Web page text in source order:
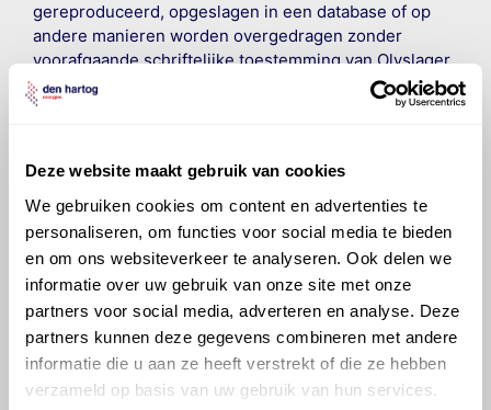
Deze website maakt gebruik van cookies
We gebruiken cookies om content en advertenties te
personaliseren, om functies voor social media te bieden
en om ons websiteverkeer te analyseren. Ook delen we
informatie over uw gebruik van onze site met onze
partners voor social media, adverteren en analyse. Deze
partners kunnen deze gegevens combineren met andere
informatie die u aan ze heeft verstrekt of die ze hebben
verzameld op basis van uw gebruik van hun services.
gereproduceerd, opgeslagen in een database of op
andere manieren worden overgedragen zonder
voorafgaande schriftelijke toestemming van Olyslager
Organisation B.V. Hoewel alles in het werk is gesteld
om ervoor te zorgen dat deze gegevens zo accuraat
wettelijke verplichting bestaat, voor schade of verlies
veroorzaakt door fouten of omissies in de verstrekte
informatie. Door deze olieaanbevelingsinformatie te
raadplegen en te gebruiken erkent de gebruiker dat
hij/zij de ervaring, de kennis en het vermogen heeft
om de vereiste onderhoudswerkzaamheden op een
veilige en verantwoorde manier uit te voeren. Hij/zij
vrijwaart en indemniseert de uitgever enDen Hartog
Energies voor enig verlies, letsel, claim en schade
veroorzaakt door een onjuiste interpretatie of een